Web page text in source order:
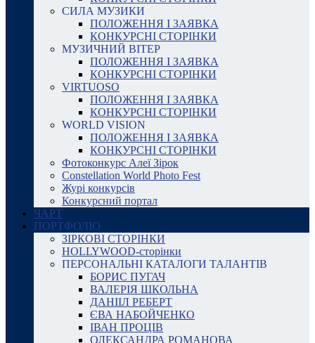
СИЛА МУЗИКИ
ПОЛОЖЕННЯ І ЗАЯВКА
КОНКУРСНІ СТОРІНКИ
МУЗИЧНИЙ ВІТЕР
ПОЛОЖЕННЯ І ЗАЯВКА
КОНКУРСНІ СТОРІНКИ
VIRTUOSO
ПОЛОЖЕННЯ І ЗАЯВКА
КОНКУРСНІ СТОРІНКИ
WORLD VISION
ПОЛОЖЕННЯ І ЗАЯВКА
КОНКУРСНІ СТОРІНКИ
Фотоконкурс Алеї Зірок
Constellation World Photo Fest
Журі конкурсів
Конкурсний портал
ЧАРТ
ПОРТФОЛІО
ЗІРКОВІ СТОРІНКИ
HOLLYWOOD-сторінки
ПЕРСОНАЛЬНІ КАТАЛОГИ ТАЛАНТІВ
БОРИС ПУГАЧ
ВАЛЕРІЯ ШКОЛЬНА
ДАНІІЛ РЕБЕРТ
ЄВА НАБОЙЧЕНКО
ІВАН ПРОЦІВ
ОЛЕКСАНДРА РОМАНОВА